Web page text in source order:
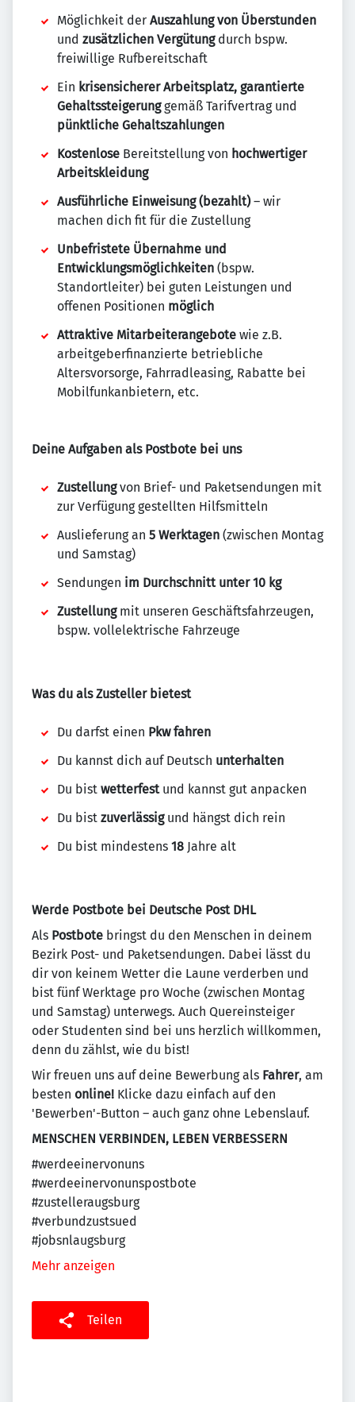
Möglichkeit der Auszahlung von Überstunden
und zusätzlichen Vergütungdurch bspw.
freiwillige Rufbereitschaft
Ein krisensicherer Arbeitsplatz, garantierte
Gehaltssteigerunggemäß Tarifvertrag und
pünktliche Gehaltszahlungen
Kostenlose Bereitstellung von hochwertiger
Arbeitskleidung
Ausführliche Einweisung (bezahlt)– wir
machen dich fit für die Zustellung
Unbefristete Übernahme und
Entwicklungsmöglichkeiten (bspw.
Standortleiter) bei guten Leistungen und
offenen Positionen möglich
Attraktive Mitarbeiterangebote wie z.B.
arbeitgeberfinanzierte betriebliche
Altersvorsorge, Fahrradleasing, Rabatte bei
Mobilfunkanbietern, etc.
Deine Aufgaben als Postbote bei uns
Zustellungvon Brief- und Paketsendungen mit
zur Verfügung gestellten Hilfsmitteln
Auslieferung an 5 Werktagen (zwischen Montag
und Samstag)
Sendungen im Durchschnitt unter 10 kg
Zustellungmit unseren Geschäftsfahrzeugen,
bspw. vollelektrische Fahrzeuge
Was du als Zusteller bietest
Du darfst einen Pkw fahren
Du kannst dich auf Deutsch unterhalten
Du bist wetterfestund kannst gut anpacken
Du bist zuverlässigund hängst dich rein
Du bist mindestens 18 Jahre alt
Werde Postbote bei Deutsche Post DHL
Als Postbote bringst du den Menschen in deinem
Bezirk Post- und Paketsendungen. Dabei lässt du
dir von keinem Wetter die Laune verderben und
bist fünf Werktage pro Woche (zwischen Montag
und Samstag) unterwegs. Auch Quereinsteiger
oder Studenten sind bei uns herzlich willkommen,
denn du zählst, wie du bist!
Wir freuen uns auf deine Bewerbung als Fahrer, am
besten online! Klicke dazu einfach auf den
'Bewerben'-Button – auch ganz ohne Lebenslauf.
MENSCHEN VERBINDEN, LEBEN VERBESSERN
#werdeeinervonuns
#werdeeinervonunspostbote
#zustelleraugsburg
#verbundzustsued
#jobsnlaugsburg
Mehr anzeigen
Teilen